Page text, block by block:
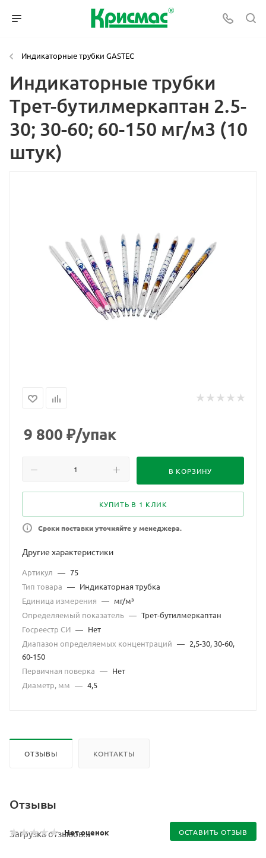
Индикаторные трубки GASTEC
Индикаторные трубки
Трет-бутилмеркаптан 2.5-
30; 30-60; 60-150 мг/м3 (10
штук)
9 800 ₽/упак
В КОРЗИНУ
КУПИТЬ В 1 КЛИК
Сроки поставки уточняйте у менеджера.
Другие характеристики
Артикул — 75
Тип товара — Индикаторная трубка
Единица измерения — мг/м³
Определяемый показатель — Трет-бутилмеркаптан
Госреестр СИ — Нет
Диапазон определяемых концентраций — 2,5-30, 30-60,
60-150
Первичная поверка — Нет
Диаметр, мм — 4,5
ОТЗЫВЫ КОНТАКТЫ
Отзывы
Нет оценок ОСТАВИТЬ ОТЗЫВ
Загрузка отзывов...